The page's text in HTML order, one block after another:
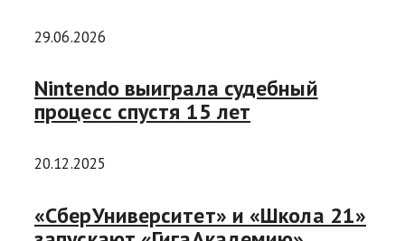
29.06.2026
Nintendo выиграла судебный
процесс спустя 15 лет
20.12.2025
«СберУниверситет» и «Школа 21»